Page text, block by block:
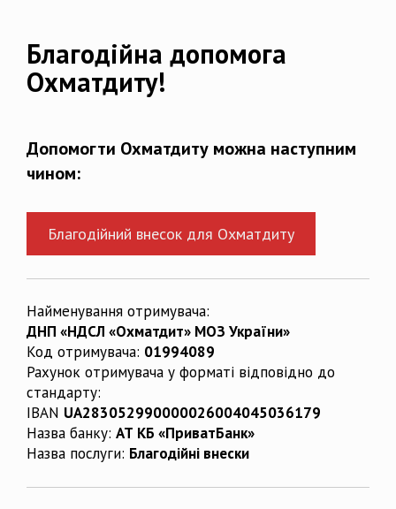
Благодійна допомога
Охматдиту!
Допомогти Охматдиту можна наступним
чином:
Благодійний внесок для Охматдиту
Найменування отримувача:
ДНП «НДСЛ «Охматдит» МОЗ України»
Код отримувача: 01994089
Рахунок отримувача у форматі відповідно до
стандарту:
IBAN UA283052990000026004045036179
Назва банку: АТ КБ «ПриватБанк»
Назва послуги: Благодійні внески